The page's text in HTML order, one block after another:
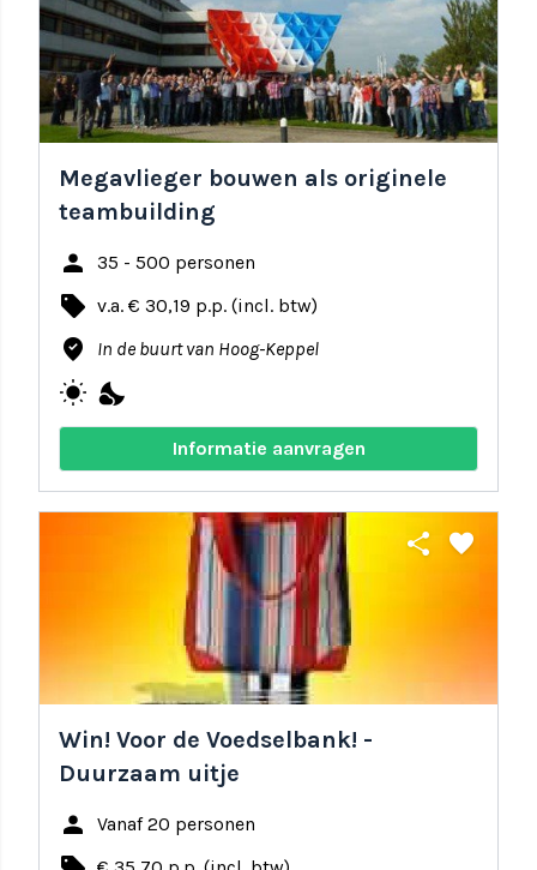
Megavlieger bouwen als originele
teambuilding
person 35 - 500 personen
local_offer v.a. € 30,19 p.p. (incl. btw)
where_to_vote In de buurt van Hoog-Keppel
wb_sunny nights_stay
Informatie aanvragen
share favorite
Win! Voor de Voedselbank! -
Duurzaam uitje
person Vanaf 20 personen